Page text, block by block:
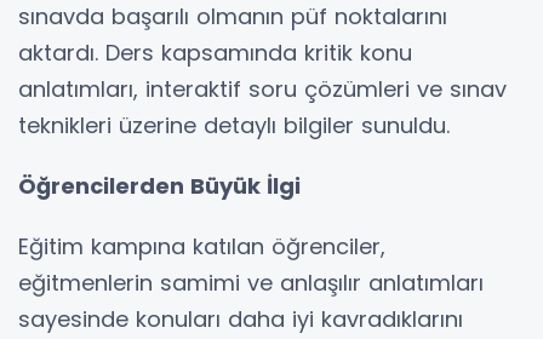
sınavda başarılı olmanın püf noktalarını
aktardı. Ders kapsamında kritik konu
anlatımları, interaktif soru çözümleri ve sınav
teknikleri üzerine detaylı bilgiler sunuldu.
Öğrencilerden Büyük İlgi
Eğitim kampına katılan öğrenciler,
eğitmenlerin samimi ve anlaşılır anlatımları
sayesinde konuları daha iyi kavradıklarını